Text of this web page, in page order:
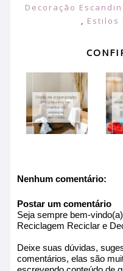
Decoração
, Estilos
Nenhum comentário:
Postar um comentário
Seja sempre bem-
Reciclagem Reciclar e
Deixe suas dúvidas,
comentários, elas são